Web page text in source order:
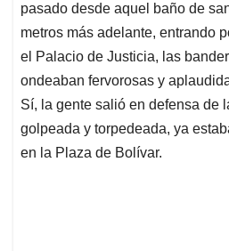
pasado desde aquel baño de
metros más adelante, entrando
el Palacio de Justicia, las
ondeaban fervorosas y
Sí, la gente salió en defensa de
golpeada y torpedeada, ya
en la Plaza de Bolívar.